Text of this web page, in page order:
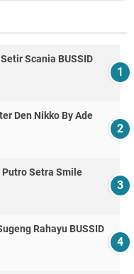
Scania BUSSID
Den Nikko By Ade
Putro Setra Smile
Rahayu BUSSID